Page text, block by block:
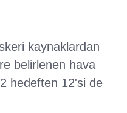
kaynaklardan
belirlenen hava
hedeften 12'si de